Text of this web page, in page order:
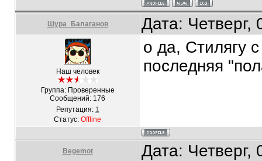
Шура_Балаганов Дата:
Наш человек
Группа: Проверенные
Сообщений: 176
Репутация: 1
Статус: Offline
о да, Стилягу
последняя
Begemot Дата: